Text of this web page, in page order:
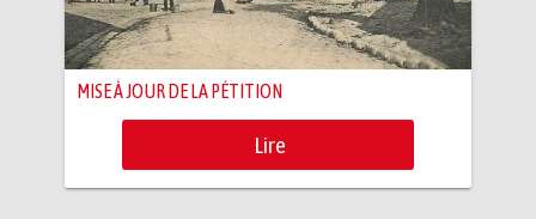
MISE À JOUR DE LA PÉTITION
Lire